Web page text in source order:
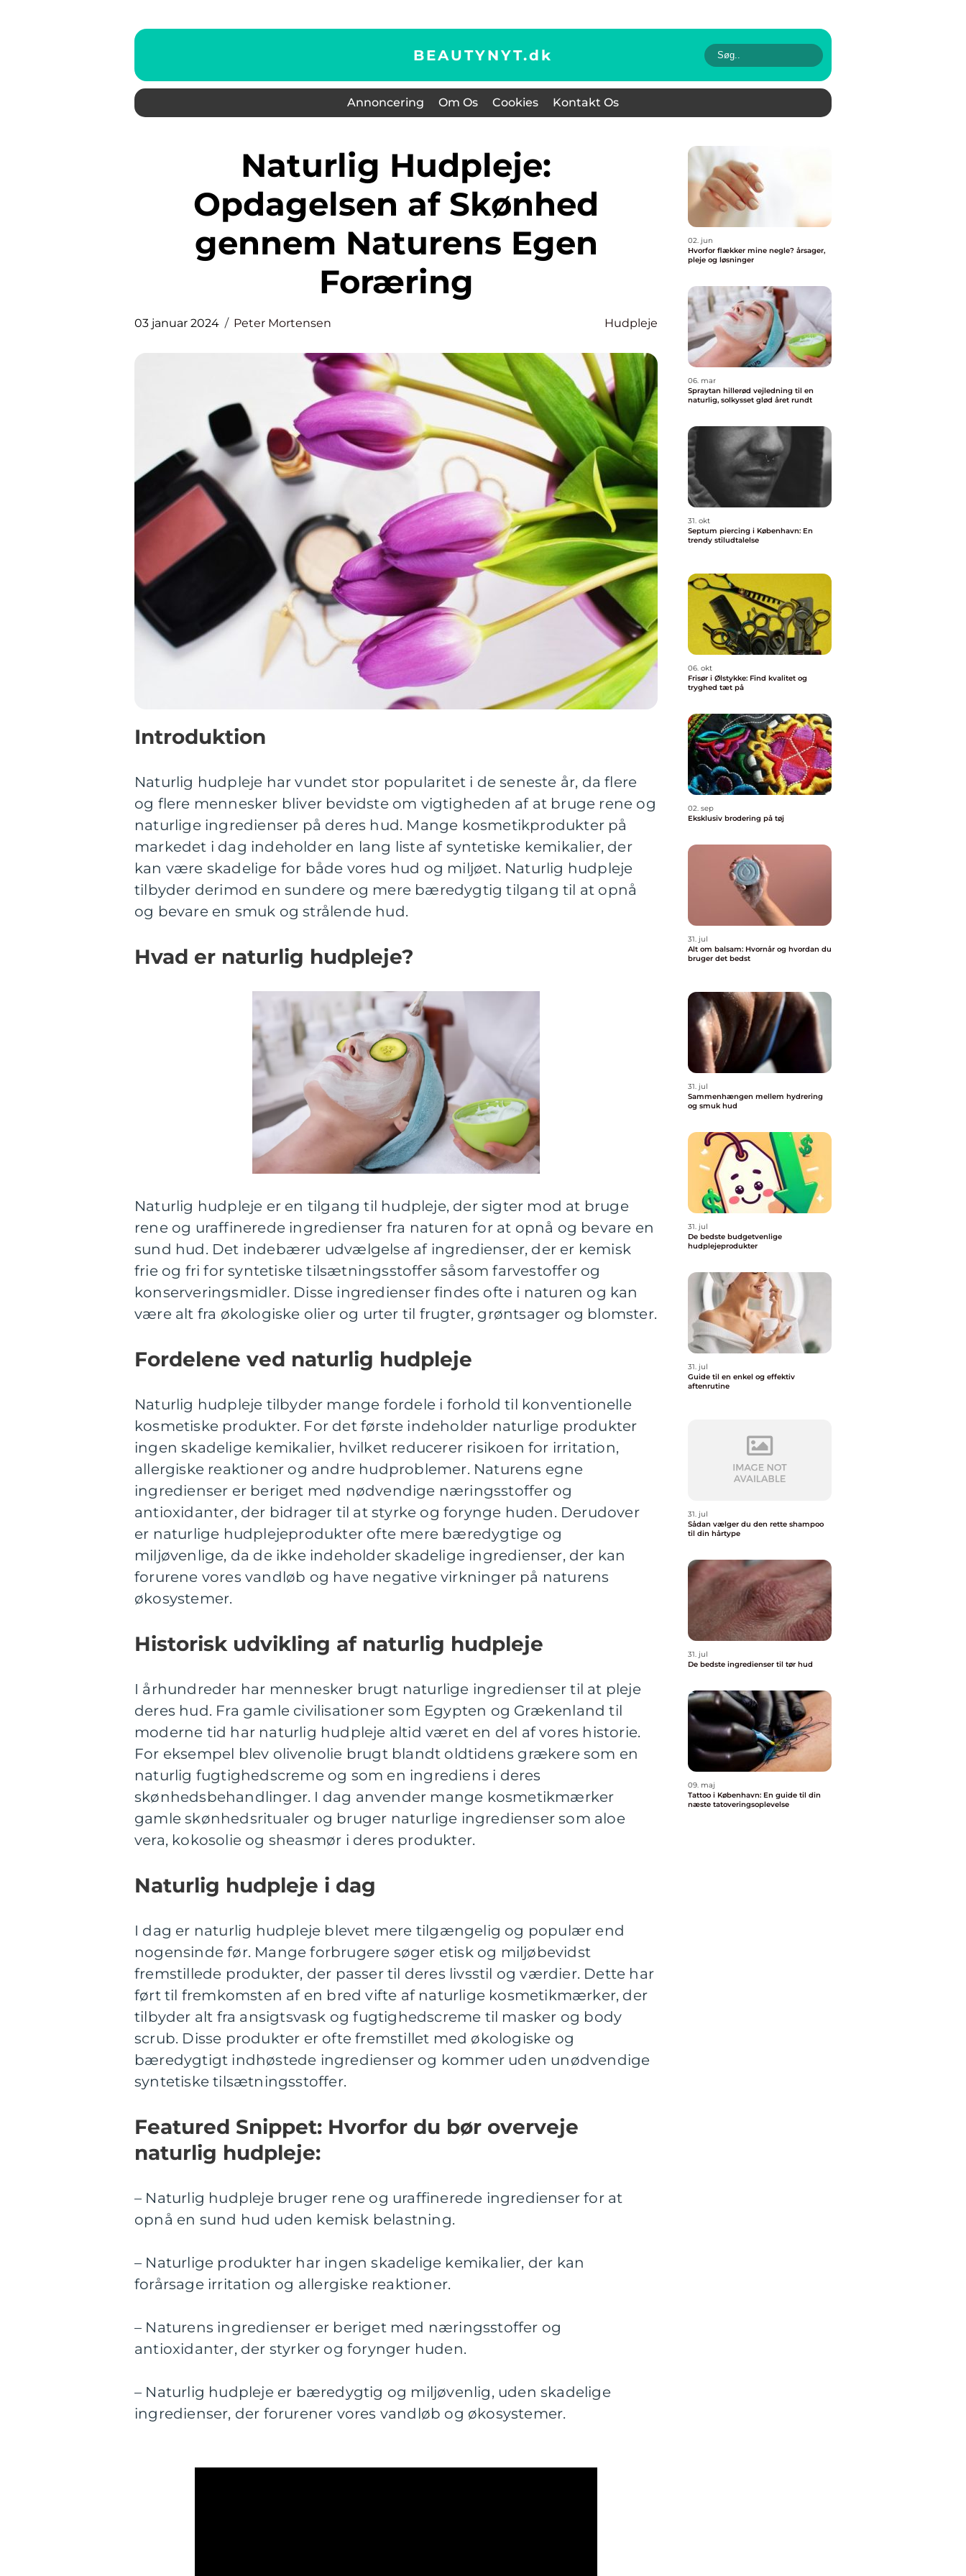
BEAUTYNYT.dk
Annoncering Om Os Cookies Kontakt Os
Naturlig Hudpleje:
Opdagelsen af Skønhed
gennem Naturens Egen
Foræring
03 januar 2024 Peter Mortensen Hudpleje
Introduktion
Naturlig hudpleje har vundet stor popularitet i de seneste år, da flere
og flere mennesker bliver bevidste om vigtigheden af at bruge rene og
naturlige ingredienser på deres hud. Mange kosmetikprodukter på
markedet i dag indeholder en lang liste af syntetiske kemikalier, der
kan være skadelige for både vores hud og miljøet. Naturlig hudpleje
tilbyder derimod en sundere og mere bæredygtig tilgang til at opnå
og bevare en smuk og strålende hud.
Hvad er naturlig hudpleje?
Naturlig hudpleje er en tilgang til hudpleje, der sigter mod at bruge
rene og uraffinerede ingredienser fra naturen for at opnå og bevare en
sund hud. Det indebærer udvælgelse af ingredienser, der er kemisk
frie og fri for syntetiske tilsætningsstoffer såsom farvestoffer og
konserveringsmidler. Disse ingredienser findes ofte i naturen og kan
være alt fra økologiske olier og urter til frugter, grøntsager og blomster.
Fordelene ved naturlig hudpleje
Naturlig hudpleje tilbyder mange fordele i forhold til konventionelle
kosmetiske produkter. For det første indeholder naturlige produkter
ingen skadelige kemikalier, hvilket reducerer risikoen for irritation,
allergiske reaktioner og andre hudproblemer. Naturens egne
ingredienser er beriget med nødvendige næringsstoffer og
antioxidanter, der bidrager til at styrke og forynge huden. Derudover
er naturlige hudplejeprodukter ofte mere bæredygtige og
miljøvenlige, da de ikke indeholder skadelige ingredienser, der kan
forurene vores vandløb og have negative virkninger på naturens
økosystemer.
Historisk udvikling af naturlig hudpleje
I århundreder har mennesker brugt naturlige ingredienser til at pleje
deres hud. Fra gamle civilisationer som Egypten og Grækenland til
moderne tid har naturlig hudpleje altid været en del af vores historie.
For eksempel blev olivenolie brugt blandt oldtidens grækere som en
naturlig fugtighedscreme og som en ingrediens i deres
skønhedsbehandlinger. I dag anvender mange kosmetikmærker
gamle skønhedsritualer og bruger naturlige ingredienser som aloe
vera, kokosolie og sheasmør i deres produkter.
Naturlig hudpleje i dag
I dag er naturlig hudpleje blevet mere tilgængelig og populær end
nogensinde før. Mange forbrugere søger etisk og miljøbevidst
fremstillede produkter, der passer til deres livsstil og værdier. Dette har
ført til fremkomsten af en bred vifte af naturlige kosmetikmærker, der
tilbyder alt fra ansigtsvask og fugtighedscreme til masker og body
scrub. Disse produkter er ofte fremstillet med økologiske og
bæredygtigt indhøstede ingredienser og kommer uden unødvendige
syntetiske tilsætningsstoffer.
Featured Snippet: Hvorfor du bør overveje
naturlig hudpleje:
– Naturlig hudpleje bruger rene og uraffinerede ingredienser for at
opnå en sund hud uden kemisk belastning.
– Naturlige produkter har ingen skadelige kemikalier, der kan
forårsage irritation og allergiske reaktioner.
– Naturens ingredienser er beriget med næringsstoffer og
antioxidanter, der styrker og forynger huden.
– Naturlig hudpleje er bæredygtig og miljøvenlig, uden skadelige
ingredienser, der forurener vores vandløb og økosystemer.
02. jun
Hvorfor flækker mine negle? årsager,
pleje og løsninger
06. mar
Spraytan hillerød vejledning til en
naturlig, solkysset glød året rundt
31. okt
Septum piercing i København: En
trendy stiludtalelse
06. okt
Frisør i Ølstykke: Find kvalitet og
tryghed tæt på
02. sep
Eksklusiv brodering på tøj
31. jul
Alt om balsam: Hvornår og hvordan du
bruger det bedst
31. jul
Sammenhængen mellem hydrering
og smuk hud
31. jul
De bedste budgetvenlige
hudplejeprodukter
31. jul
Guide til en enkel og effektiv
aftenrutine
31. jul
Sådan vælger du den rette shampoo
til din hårtype
31. jul
De bedste ingredienser til tør hud
09. maj
Tattoo i København: En guide til din
næste tatoveringsoplevelse